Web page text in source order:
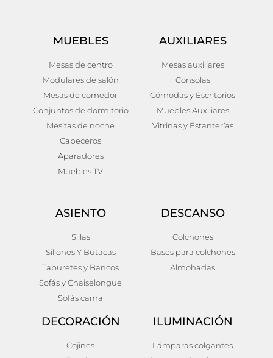
MUEBLES
Mesas de centro
Modulares de salón
Mesas de comedor
Conjuntos de dormitorio
Mesitas de noche
Cabeceros
Aparadores
Muebles TV
AUXILIARES
Mesas auxiliares
Consolas
Cómodas y Escritorios
Muebles Auxiliares
Vitrinas y Estanterías
ASIENTO
Sillas
Sillones Y Butacas
Taburetes y Bancos
Sofás y Chaiselongue
Sofás cama
DESCANSO
Colchones
Bases para colchones
Almohadas
DECORACIÓN
Cojines
ILUMINACIÓN
Lámparas colgantes